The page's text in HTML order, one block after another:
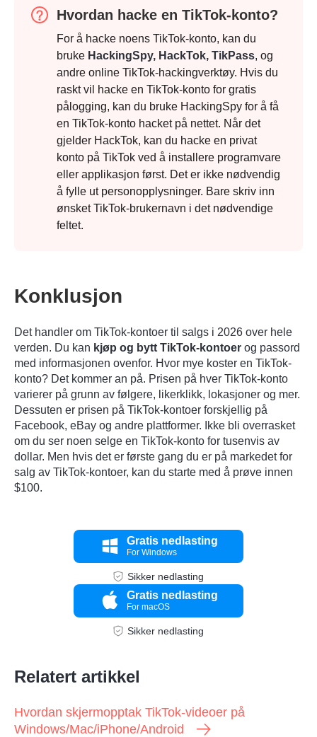
Trinn 5.
Trinn 6.
Hvordan hacke en TikTok-konto?
For å hacke noens TikTok-konto, kan du
bruke HackingSpy, HackTok, TikPass, og
andre online TikTok-hackingverktøy. Hvis du
raskt vil hacke en TikTok-konto for gratis
pålogging, kan du bruke HackingSpy for å få
en TikTok-konto hacket på nettet. Når det
gjelder HackTok, kan du hacke en privat
konto på TikTok ved å installere programvare
eller applikasjon først. Det er ikke nødvendig
å fylle ut personopplysninger. Bare skriv inn
ønsket TikTok-brukernavn i det nødvendige
feltet.
Konklusjon
Det handler om TikTok-kontoer til salgs i 2026 over hele
verden. Du kan kjøp og bytt TikTok-kontoer og passord
med informasjonen ovenfor. Hvor mye koster en TikTok-
konto? Det kommer an på. Prisen på hver TikTok-konto
varierer på grunn av følgere, likerklikk, lokasjoner og mer.
Dessuten er prisen på TikTok-kontoer forskjellig på
Facebook, eBay og andre plattformer. Ikke bli overrasket
om du ser noen selge en TikTok-konto for tusenvis av
dollar. Men hvis det er første gang du er på markedet for
salg av TikTok-kontoer, kan du starte med å prøve innen
$100.
Gratis nedlasting
For Windows
Sikker nedlasting
Gratis nedlasting
For macOS
Sikker nedlasting
Relatert artikkel
Hvordan skjermopptak TikTok-videoer på
Windows/Mac/iPhone/Android